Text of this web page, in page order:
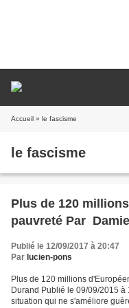
Accueil » le fascisme
le fascisme
Plus de 120
pauvreté Par
Publié le 12/09/2017 à 20:47
Par lucien-pons
Plus de 120 millions
Durand Publié le 09/09/2015 à
situation qui ne s'améliore